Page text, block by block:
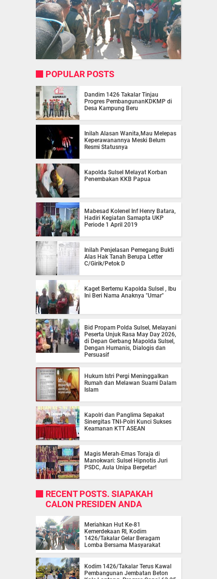
POPULAR POSTS
Dandim 1426 Takalar Tinjau
Progres PembangunanKDKMP di
Desa Kampung Beru
Inilah Alasan Wanita,Mau Melepas
Keperawanannya Meski Belum
Resmi Statusnya
Kapolda Sulsel Melayat Korban
Penembakan KKB Papua
Mabesad Kolenel Inf Henry Batara,
Hadiri Kegiatan Samapta UKP
Periode 1 April 2019
Inilah Penjelasan Pemegang Bukti
Alas Hak Tanah Berupa Letter
C/Girik/Petok D
Kaget Bertemu Kapolda Sulsel , Ibu
Ini Beri Nama Anaknya "Umar"
Bid Propam Polda Sulsel, Melayani
Peserta Unjuk Rasa May Day 2026,
di Depan Gerbang Mapolda Sulsel,
Dengan Humanis, Dialogis dan
Persuasif
Hukum Istri Pergi Meninggalkan
Rumah dan Melawan Suami Dalam
Islam
Kapolri dan Panglima Sepakat
Sinergitas TNI-Polri Kunci Sukses
Keamanan KTT ASEAN
Magis Merah-Emas Toraja di
Manokwari: Sulsel Hipnotis Juri
PSDC, Aula Unipa Bergetar!
RECENT POSTS. SIAPAKAH
CALON PRESIDEN ANDA
Meriahkan Hut Ke-81
Kemerdekaan RI, Kodim
1426/Takalar Gelar Beragam
Lomba Bersama Masyarakat
Kodim 1426/Takalar Terus Kawal
Pembangunan Jembatan Beton